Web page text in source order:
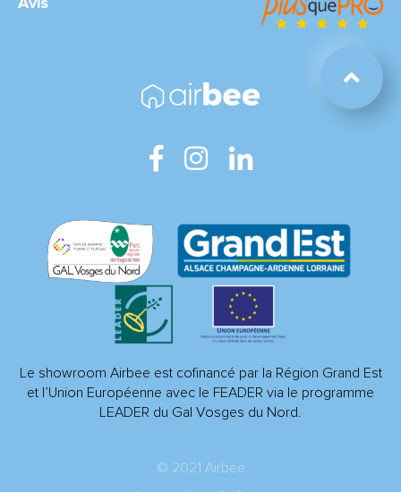
Avis
Le showroom Airbee est cofinancé par la Région Grand Est
et l’Union Européenne avec le FEADER via le programme
LEADER du Gal Vosges du Nord.
© 2021 Airbee